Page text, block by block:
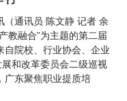
通讯员 陈文静 记者 余
教融合”为主题的第二届
院校、行业协会、企业
和改革委员会二级巡视
广东聚焦职业提质培